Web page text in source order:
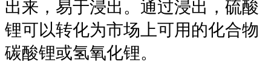
出来，易于浸出。通过浸出，硫酸
锂可以转化为市场上可用的化合物
碳酸锂或氢氧化锂。